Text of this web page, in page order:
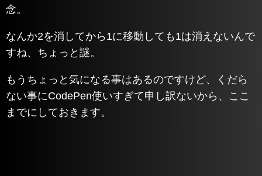
念。
なんか2を消してから1に移動しても1は消えないんで
すね、ちょっと謎。
もうちょっと気になる事はあるのですけど、くだら
ない事にCodePen使いすぎて申し訳ないから、ここ
までにしておきます。